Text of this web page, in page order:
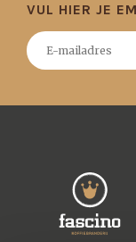
VUL HIER JE